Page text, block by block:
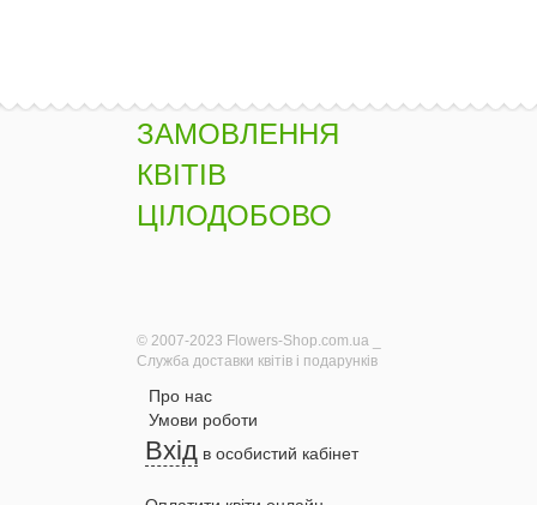
ЗАМОВЛЕННЯ
КВІТІВ
ЦІЛОДОБОВО
© 2007-2023 Flowers-Shop.com.ua _
Служба доставки квітів і подарунків
Про нас
Умови роботи
Вхід в особистий кабінет